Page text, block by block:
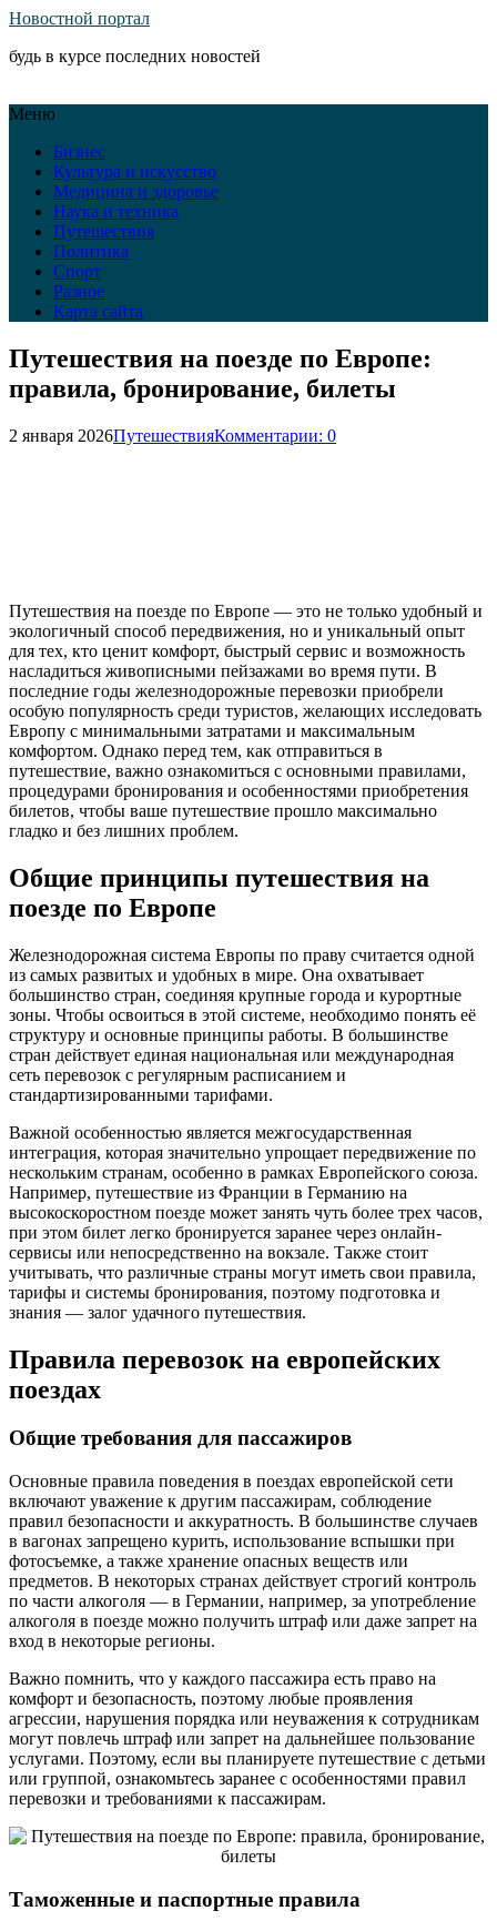
Новостной портал
будь в курсе последних новостей
Меню
Бизнес
Культура и искусство
Медицина и здоровье
Наука и техника
Путешествия
Политика
Спорт
Разное
Карта сайта
Путешествия на поезде по Европе:
правила, бронирование, билеты
2 января 2026ПутешествияКомментарии: 0
Путешествия на поезде по Европе — это не только удобный и
экологичный способ передвижения, но и уникальный опыт
для тех, кто ценит комфорт, быстрый сервис и возможность
насладиться живописными пейзажами во время пути. В
последние годы железнодорожные перевозки приобрели
особую популярность среди туристов, желающих исследовать
Европу с минимальными затратами и максимальным
комфортом. Однако перед тем, как отправиться в
путешествие, важно ознакомиться с основными правилами,
процедурами бронирования и особенностями приобретения
билетов, чтобы ваше путешествие прошло максимально
гладко и без лишних проблем.
Общие принципы путешествия на
поезде по Европе
Железнодорожная система Европы по праву считается одной
из самых развитых и удобных в мире. Она охватывает
большинство стран, соединяя крупные города и курортные
зоны. Чтобы освоиться в этой системе, необходимо понять её
структуру и основные принципы работы. В большинстве
стран действует единая национальная или международная
сеть перевозок с регулярным расписанием и
стандартизированными тарифами.
Важной особенностью является межгосударственная
интеграция, которая значительно упрощает передвижение по
нескольким странам, особенно в рамках Европейского союза.
Например, путешествие из Франции в Германию на
высокоскоростном поезде может занять чуть более трех часов,
при этом билет легко бронируется заранее через онлайн-
сервисы или непосредственно на вокзале. Также стоит
учитывать, что различные страны могут иметь свои правила,
тарифы и системы бронирования, поэтому подготовка и
знания — залог удачного путешествия.
Правила перевозок на европейских
поездах
Общие требования для пассажиров
Основные правила поведения в поездах европейской сети
включают уважение к другим пассажирам, соблюдение
правил безопасности и аккуратность. В большинстве случаев
в вагонах запрещено курить, использование вспышки при
фотосъемке, а также хранение опасных веществ или
предметов. В некоторых странах действует строгий контроль
по части алкоголя — в Германии, например, за употребление
алкоголя в поезде можно получить штраф или даже запрет на
вход в некоторые регионы.
Важно помнить, что у каждого пассажира есть право на
комфорт и безопасность, поэтому любые проявления
агрессии, нарушения порядка или неуважения к сотрудникам
могут повлечь штраф или запрет на дальнейшее пользование
услугами. Поэтому, если вы планируете путешествие с детьми
или группой, ознакомьтесь заранее с особенностями правил
перевозки и требованиями к пассажирам.
Таможенные и паспортные правила